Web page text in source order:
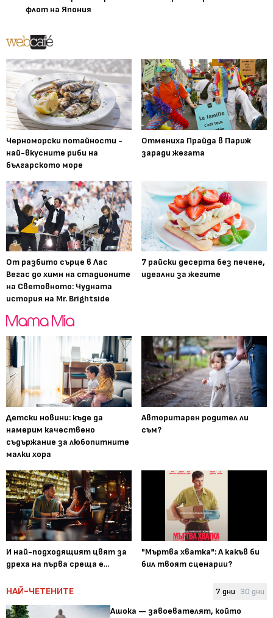
флот на Япония
Черноморски потайности -
най-вкусните риби на
българското море
Отмениха Прайда в Париж
заради жегата
От разбито сърце в Лас
Вегас до химн на стадионите
на Световното: Чудната
история на Mr. Brightside
7 райски десерта без печене,
идеални за жегите
Детски новини: къде да
намерим качествено
съдържание за любопитните
малки хора
Авторитарен родител ли
съм?
И най-подходящият цвят за
дреха на първа среща е...
"Мъртва хватка": А какъв би
бил твоят сценарии?
НАЙ-ЧЕТЕНИТЕ 7 дни 30 дни
Ашока — завоевателят, който